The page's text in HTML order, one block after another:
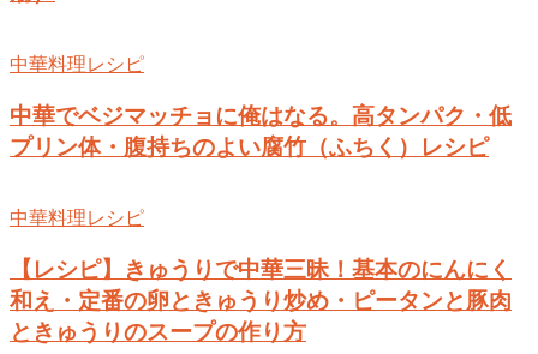
中華料理レシピ
中華でベジマッチョに俺はなる。高タンパク・低
プリン体・腹持ちのよい腐竹（ふちく）レシピ
中華料理レシピ
【レシピ】きゅうりで中華三昧！基本のにんにく
和え・定番の卵ときゅうり炒め・ピータンと豚肉
ときゅうりのスープの作り方